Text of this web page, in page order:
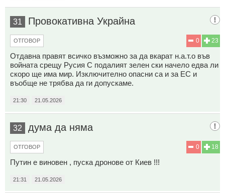
31 Провокативна Украйна
23
0
ОТГОВОР
Отдавна правят всичко възможно за да вкарат н.а.т.о във
войната срещу Русия С подалият зелен ски начело едва ли
скоро ще има мир. Изключително опасни са и за ЕС и
въобще не трябва да ги допускаме.
21:30 21.05.2026
32 дума да няма
18
0
ОТГОВОР
Путин е виновен , пуска дронове от Киев !!!
21:31 21.05.2026